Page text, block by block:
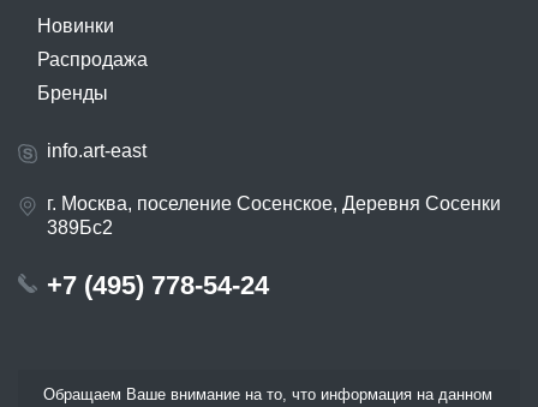
Новинки
Распродажа
Бренды
info.art-east
г. Москва, поселение Сосенское, Деревня Сосенки
389Бс2
+7 (495) 778-54-24
Обращаем Ваше внимание на то, что информация на данном